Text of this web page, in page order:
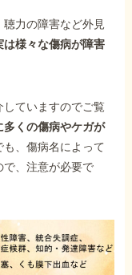
力の障害など外見
は様々な傷病が障害
ていますのでご覧
多くの傷病やケガが
も、傷病名によって
で、注意が必要で